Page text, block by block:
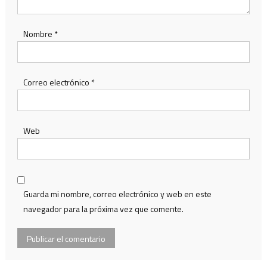
Nombre *
Correo electrónico *
Web
Guarda mi nombre, correo electrónico y web en este
navegador para la próxima vez que comente.